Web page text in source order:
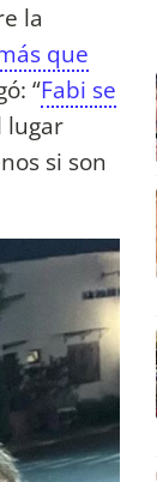
la
que
“Fabi se
lugar
si son